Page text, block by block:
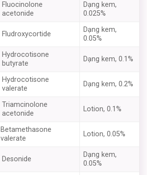
Fluocinolone
acetonide
Dạng kem,
0.025%
Fludroxycortide
Dạng kem,
0.05%
Hydrocotisone
butyrate
Dạng kem, 0.1%
Hydrocotisone
valerate
Dạng kem, 0.2%
Triamcinolone
acetonide
Lotion, 0.1%
Betamethasone
valerate
Lotion, 0.05%
Desonide
Dạng kem,
0.05%